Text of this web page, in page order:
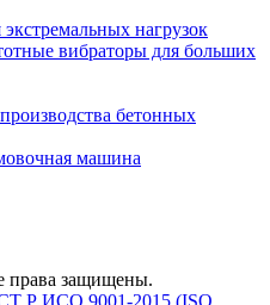
нагрузок
вибраторы для больших
бетонных
машина
защищены.
Р ИСО 9001-2015 (ISO